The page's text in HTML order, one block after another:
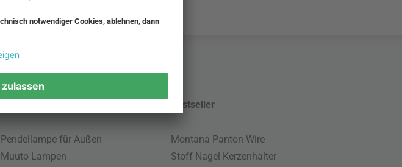
Pendellampe für Außen
Muuto Lampen
Bestseller
Montana Panton Wire
Stoff Nagel Kerzenhalter